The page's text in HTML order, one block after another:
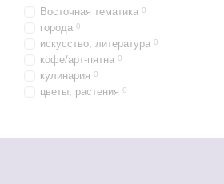
Восточная тематика 0
города 0
искусство, литература 0
кофе/арт-пятна 0
кулинария 0
цветы, растения 0